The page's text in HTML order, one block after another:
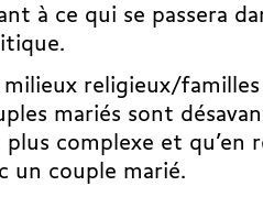
à ce qui se passera
milieux religieux/
mariés sont
complexe et qu’en
un couple marié.